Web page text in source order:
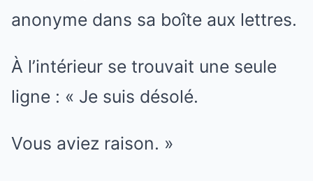
anonyme dans sa boîte aux lettres.
À l’intérieur se trouvait une seule
ligne : « Je suis désolé.
Vous aviez raison. »